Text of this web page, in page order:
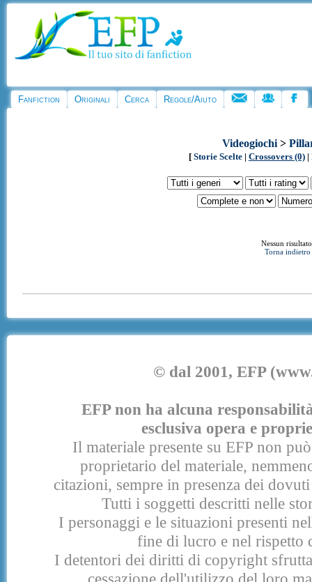
Fanfiction Originali Cerca Regole/Aiuto
Videogiochi >
[ Storie Scelte| Crossovers (0)|
Nessun
Torna indietro
© dal 2001, EFP
EFP non ha alcuna
esclusiva opera e
Il materiale presente su EFP non
proprietario del materiale,
citazioni, sempre in presenza dei
Tutti i soggetti descritti nelle
I personaggi e le situazioni presenti
fine di lucro e nel rispetto
I detentori dei diritti di copyright